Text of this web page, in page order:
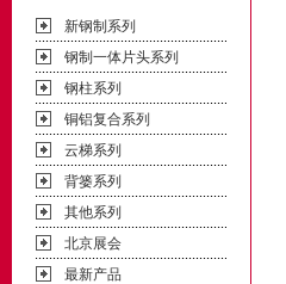
新钢制系列
钢制一体片头系列
钢柱系列
铜铝复合系列
云梯系列
背篓系列
其他系列
北京展会
最新产品